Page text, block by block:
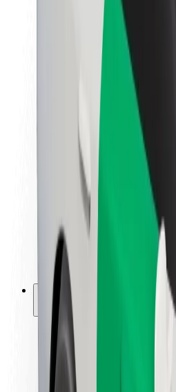
Fenntarthatóság a Boltnál
Project Zero
Sajtószoba
Küldetés
Befektetői kapcsolatok
Vezetőség
Márka
Média
Urban Fund
Biztonság
Utasbiztonság
Sofőr biztonság
E-roller biztonság